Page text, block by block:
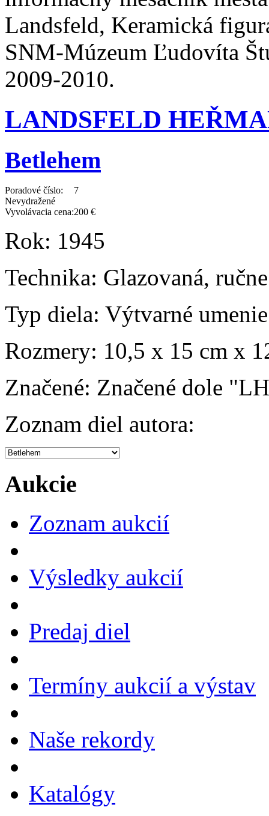
Landsfeld, Keramická
SNM-Múzeum Ľudovíta
2009-2010.
LANDSFELD
Betlehem
Poradové číslo:
7
Nevydražené
Vyvolávacia cena:200 €
Rok: 1945
Technika: Glazovaná,
Typ diela: Výtvarné umenie
Rozmery: 10,5 x 15 cm x
Značené: Značené dole
Zoznam diel autora:
Aukcie
Zoznam aukcií
Výsledky aukcií
Predaj diel
Termíny aukcií a výstav
Naše rekordy
Katalógy